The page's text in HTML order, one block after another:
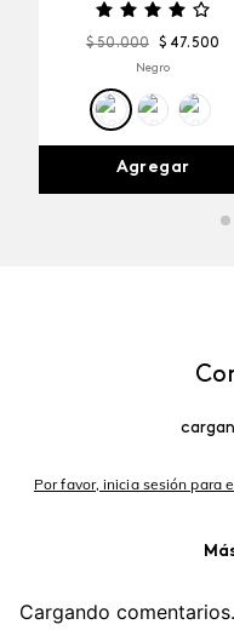
$ 50.000 $ 47. 500
Negro
Agregar
Por favor, inicia sesión para
Cargando